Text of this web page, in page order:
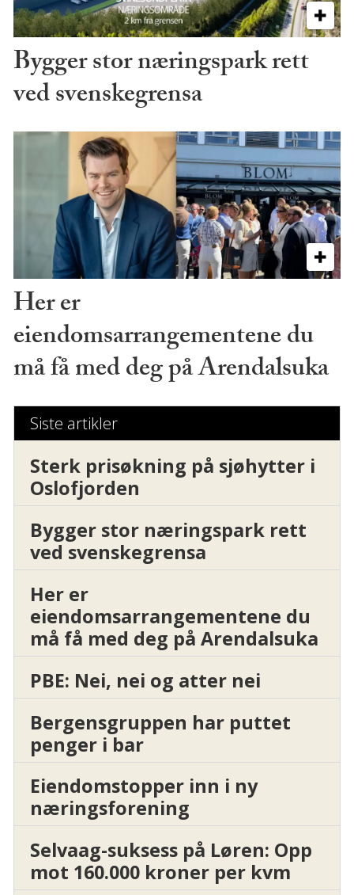
Bygger stor næringspark rett
ved svenskegrensa
Her er
eiendomsarrangementene du
må få med deg på Arendalsuka
Siste artikler
Sterk prisøkning på sjøhytter i
Oslofjorden
Bygger stor næringspark rett
ved svenskegrensa
Her er
eiendomsarrangementene du
må få med deg på Arendalsuka
PBE: Nei, nei og atter nei
Bergensgruppen har puttet
penger i bar
Eiendomstopper inn i ny
næringsforening
Selvaag-suksess på Løren: Opp
mot 160.000 kroner per kvm